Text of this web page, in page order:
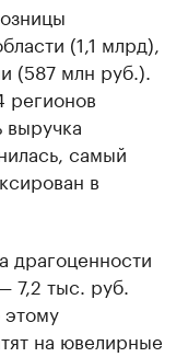
(1,1 млрд),
(587 млн руб.).
регионов
выручка
самый
в
драгоценности
7,2 тыс. руб.
на ювелирные